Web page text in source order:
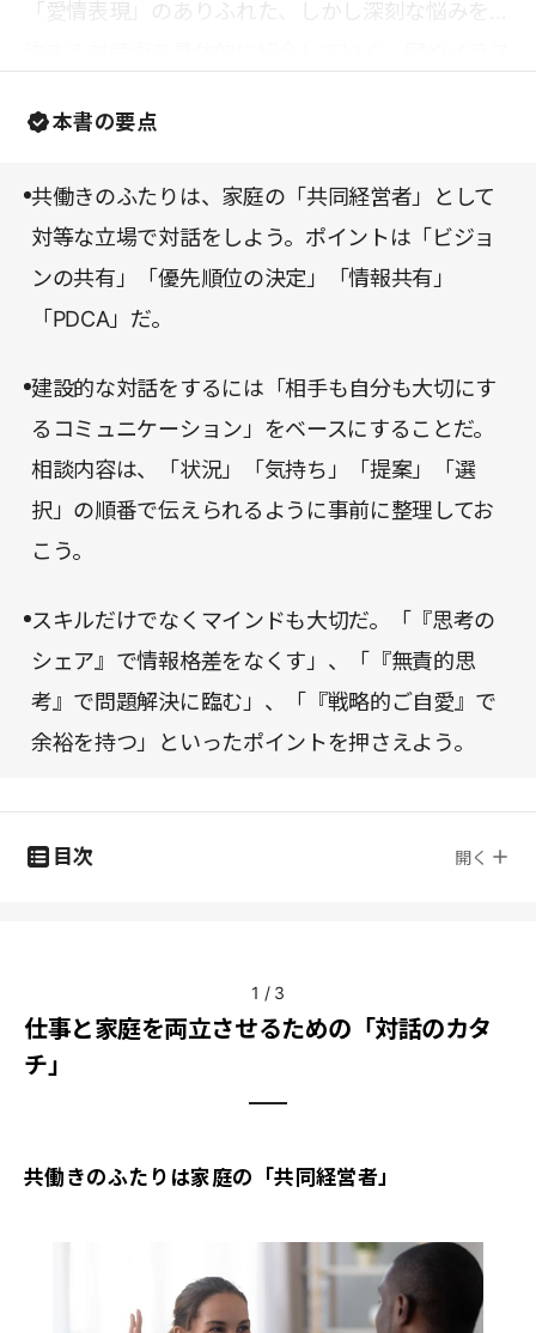
「愛情表現」のありふれた、しかし深刻な悩みを解
てわかりやすい。家庭と仕事を両立させるための極
大きい一冊だ。共働きでなくとも、夫婦間、パート
本書の要点
共働きのふたりは、家庭の「共同経営者」として
対等な立場で対話をしよう。ポイントは「ビジョ
ンの共有」「優先順位の決定」「情報共有」
「PDCA」だ。
建設的な対話をするには「相手も自分も大切にす
るコミュニケーション」をベースにすることだ。
相談内容は、「状況」「気持ち」「提案」「選
択」の順番で伝えられるように事前に整理してお
こう。
スキルだけでなくマインドも大切だ。「『思考の
シェア』で情報格差をなくす」、「『無責的思
考』で問題解決に臨む」、「『戦略的ご自愛』で
余裕を持つ」といったポイントを押さえよう。
目次 開く
1 / 3
仕事と家庭を両立させるための「対話のカタ
チ」
共働きのふたりは家庭の「共同経営者」